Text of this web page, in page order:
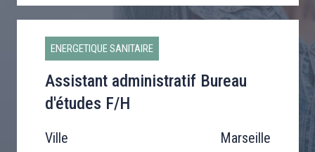
ENERGETIQUE SANITAIRE
Assistant administratif Bureau
d'études F/H
Ville Marseille